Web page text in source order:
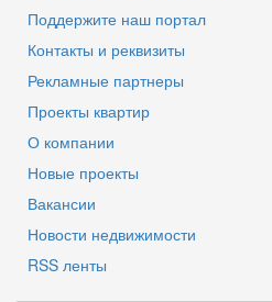
Поддержите наш портал
Контакты и реквизиты
Рекламные партнеры
Проекты квартир
О компании
Новые проекты
Вакансии
Новости недвижимости
RSS ленты